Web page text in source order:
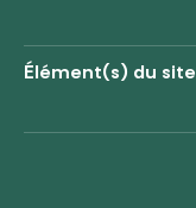
Élément(s) du site